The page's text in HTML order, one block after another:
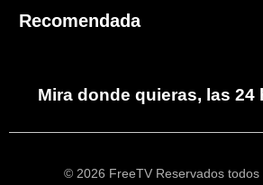
Recomendada
Mira donde quieras, las 24
© 2026 FreeTV Reservados todos